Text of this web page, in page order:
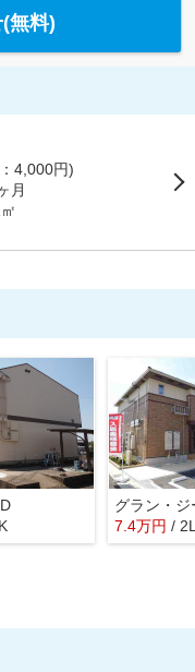
無料)
4,000円)
月
グラン・ジ
7.4万円 /